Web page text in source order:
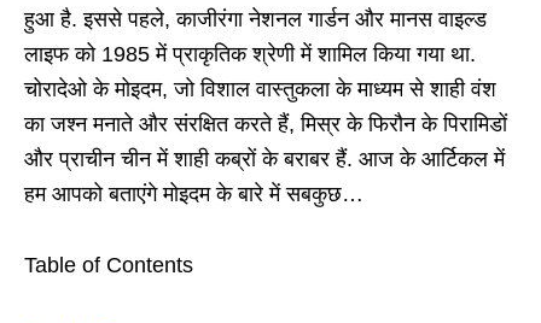
हुआ है. इससे पहले, काजीरंगा नेशनल गार्डन और मानस वाइल्ड
लाइफ को 1985 में प्राकृतिक श्रेणी में शामिल किया गया था.
चोरादेओ के मोइदम, जो विशाल वास्तुकला के माध्यम से शाही वंश
का जश्न मनाते और संरक्षित करते हैं, मिस्र के फिरौन के पिरामिडों
और प्राचीन चीन में शाही कब्रों के बराबर हैं. आज के आर्टिकल में
हम आपको बताएंगे मोइदम के बारे में सबकुछ…
Table of Contents